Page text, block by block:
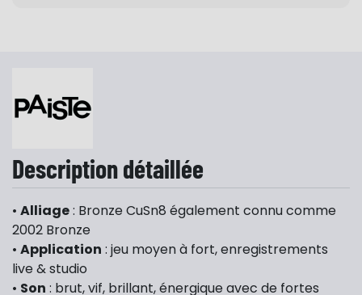
Description détaillée
• Alliage: Bronze CuSn8 également connu comme
2002 Bronze
• Application : jeu moyen à fort, enregistrements
live & studio
• Son : brut, vif, brillant, énergique avec de fortes